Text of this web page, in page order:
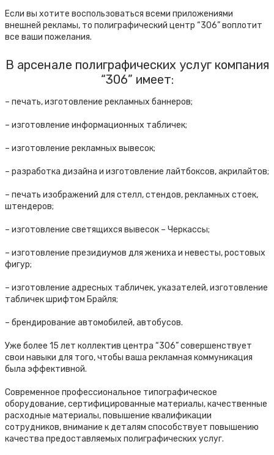
Если вы хотите воспользоваться всеми приложениями
внешней рекламы, то полиграфический центр “306” воплотит
все ваши пожелания.
В арсенале полиграфических услуг компания
“306” имеет:
– печать, изготовление рекламных баннеров;
– изготовление информационных табличек;
– изготовление рекламных вывесок;
– разработка дизайна и изготовление лайтбоксов, акрилайтов;
– печать изображений для стелл, стендов, рекламных стоек,
штендеров;
– изготовление светящихся вывесок – Черкассы;
– изготовление президиумов для жениха и невесты, ростовых
фигур;
– изготовление адресных табличек, указателей, изготовление
табличек шрифтом Брайля;
– брендирование автомобилей, автобусов.
Уже более 15 лет коллектив центра “306” совершенствует
свои навыки для того, чтобы ваша рекламная коммуникация
была эффективной.
Современное профессиональное типографическое
оборудование, сертифицированные материалы, качественные
расходные материалы, повышение квалификации
сотрудников, внимание к деталям способствует повышению
качества предоставляемых полиграфических услуг.